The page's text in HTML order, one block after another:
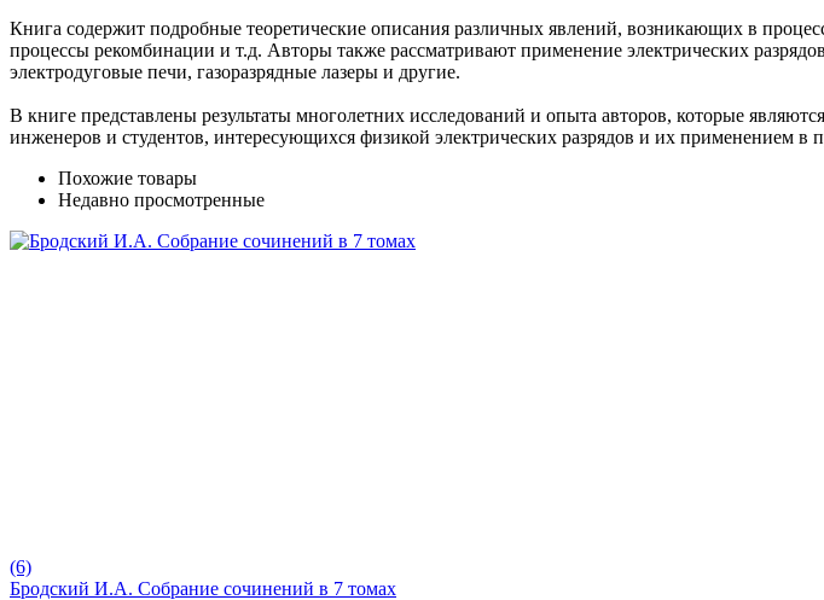
Книга содержит подробные теоретические описания различных явлений, возникающих в
процессы рекомбинации и т.д. Авторы также рассматривают применение электрических
электродуговые печи, газоразрядные лазеры и другие.
В книге представлены результаты многолетних исследований и опыта авторов, которые
инженеров и студентов, интересующихся физикой электрических разрядов и их применением в
Похожие товары
Недавно просмотренные
(6)
Бродский И.А. Собрание сочинений в 7 томах